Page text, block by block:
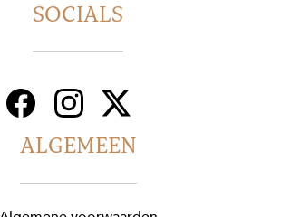
ALGEMEEN
SOCIALS